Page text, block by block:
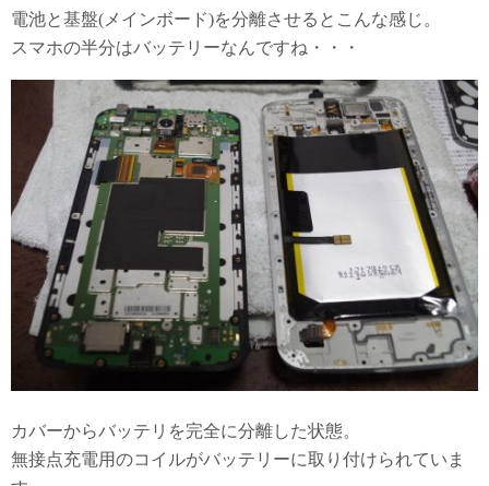
電池と基盤(メインボード)を分離させるとこんな感じ。
スマホの半分はバッテリーなんですね・・・
カバーからバッテリを完全に分離した状態。
無接点充電用のコイルがバッテリーに取り付けられていま